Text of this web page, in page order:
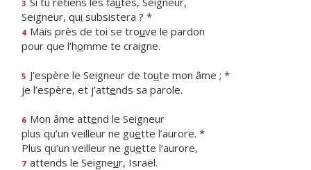
3
Seigneur, qui subsistera ? *
4 Mais près de toi se trouve le pardon
pour que l’homme te craigne.
5 J’espère le Seigneur de toute mon âme ; *
je l’espère, et j’attends sa parole.
6 Mon âme attend le Seigneur
plus qu’un veilleur ne guette l’aurore. *
Plus qu’un veilleur ne guette l’aurore,
7 attends le Seigneur, Israël.